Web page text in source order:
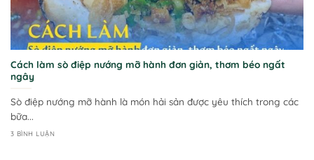
Cách làm sò điệp nướng mỡ hành đơn giản, thơm béo ngất
ngây
Sò điệp nướng mỡ hành là món hải sản được yêu thích trong các
bữa...
3 BÌNH LUẬN